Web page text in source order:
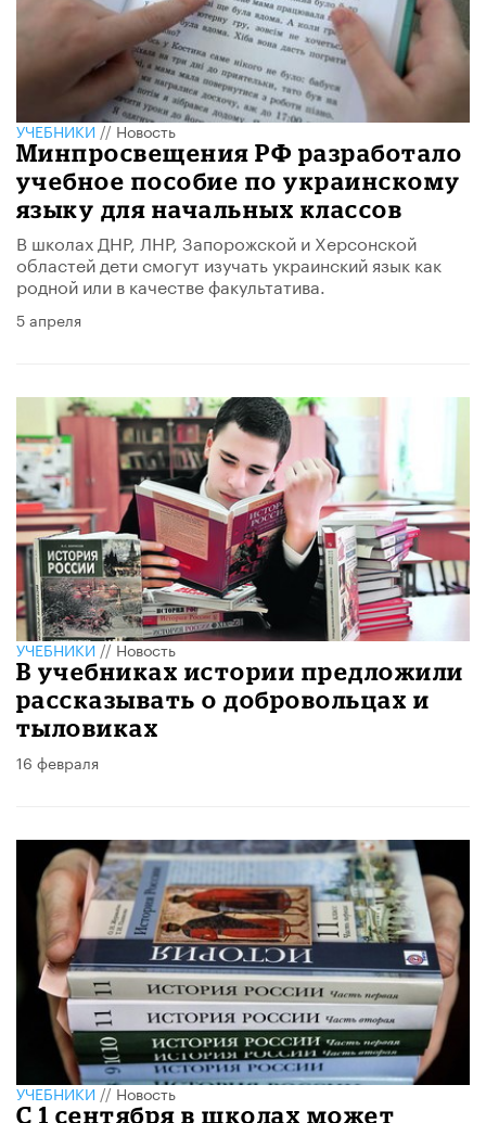
УЧЕБНИКИ//Новость
Минпросвещения РФ разработало
учебное пособие по украинскому
языку для начальных классов
В школах ДНР, ЛНР, Запорожской и Херсонской
областей дети смогут изучать украинский язык как
родной или в качестве факультатива.
5 апреля
УЧЕБНИКИ//Новость
В учебниках истории предложили
рассказывать о добровольцах и
тыловиках
16 февраля
УЧЕБНИКИ//Новость
С 1 сентября в школах может